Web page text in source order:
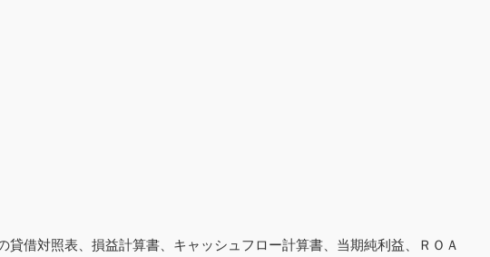
貸借対照表、損益計算書、キャッシュフロー計算書、当期純利益、ＲＯＡ